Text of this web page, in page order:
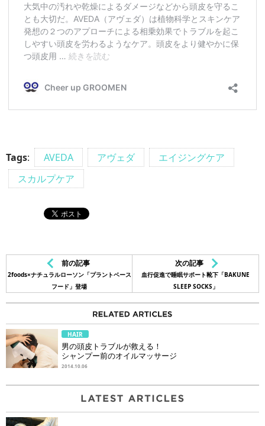
Tags: AVEDA アヴェダ
エイジングケア
スカルプケア
前の記事
2foods×ナチュラルローソン「プラントベース
フード」登場
次の記事
血行促進で睡眠サポート靴下「BAKUNE
SLEEP SOCKS」
HAIR
男の頭皮トラブルが救える！
シャンプー前のオイルマッサージ
2014.10.06